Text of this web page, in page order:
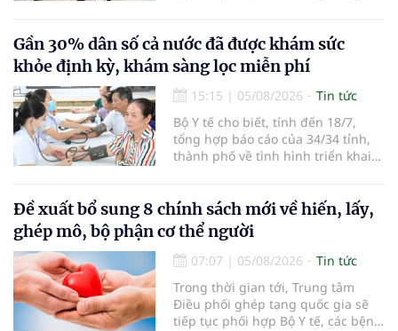
em bé đầu tiên chào đời.
Gần 30% dân số cả nước đã được khám sức
khỏe định kỳ, khám sàng lọc miễn phí
15:15 | 05/08/2026
Tin tức
Bộ Y tế cho biết, tính đến 18/7,
tổng hợp báo cáo của 34/34 tỉnh,
thành phố về tình hình triển khai
nhận 32.286.360 người, chiếm gần
30% dân số cả nước đã được khám
sức khỏe định kỳ năm nay.
Đề xuất bổ sung 8 chính sách mới về hiến, lấy,
ghép mô, bộ phận cơ thể người
07:07 | 05/08/2026
Tin tức
Trong thời gian tới, Trung tâm
Điều phối ghép tạng quốc gia sẽ
tiếp tục phối hợp Bộ Y tế, các bệnh